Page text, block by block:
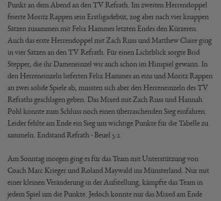
Punkt an dem Abend an den TV Refrath. Im zweiten Herrendoppel
feierte Moritz Rappen sein Erstligadebüt, zog aber nach vier knappen
Sätzen zusammen mit Felix Hammes letzten Endes den Kürzeren.
Auch das erste Herrendoppel mit Zach Russ und Matthew Claire ging
in vier Sätzen an den TV Refrath. Für einen Lichtblick sorgte Brid
Stepper, die ihr Dameneinzel wir auch schon im Hinspiel gewann. In
den Herreneinzeln lieferten Felix Hammes an eins und Moritz Rappen
an zwei solide Spiele ab, mussten sich aber den Herreneinzeln des TV
Refraths geschlagen geben. Das Mixed mit Zach Russ und Hannah
Pohl konnte zum Schluss noch einen überraschenden Sieg einfahren.
Leider fehlte am Ende ein Sieg um wichtige Punkte für die Tabelle zu
sammeln. Endstand Refrath - Beuel 5:2
Am Sonntag morgen ging es für das Team mit Unterstützung von
Coach Marc Krieger und Roland Maywald ins Münsterland. Nur mit
einer kleinen Veränderung in der Aufstellung, kämpfte das Team in
jedem Spiel um die Punkte. Jedoch konnte nur das Mixed am Ende